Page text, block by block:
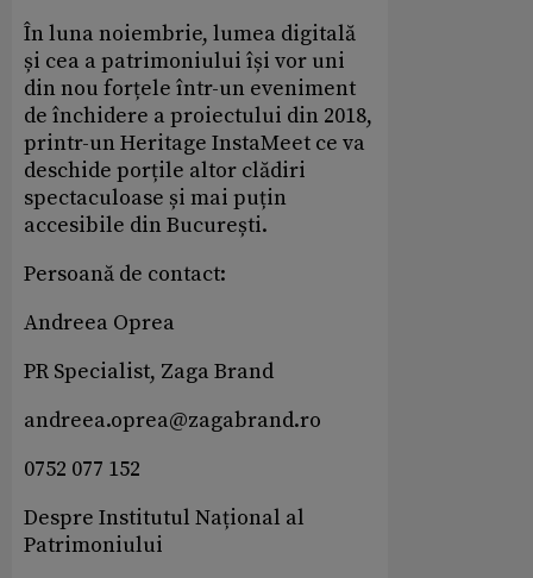
În luna noiembrie, lumea digitală
și cea a patrimoniului își vor uni
din nou forțele într-un eveniment
de închidere a proiectului din 2018,
printr-un Heritage InstaMeet ce va
deschide porțile altor clădiri
spectaculoase și mai puțin
accesibile din București.
Persoană de contact:
Andreea Oprea
PR Specialist, Zaga Brand
andreea.oprea@zagabrand.ro
0752 077 152
Despre Institutul Național al
Patrimoniului